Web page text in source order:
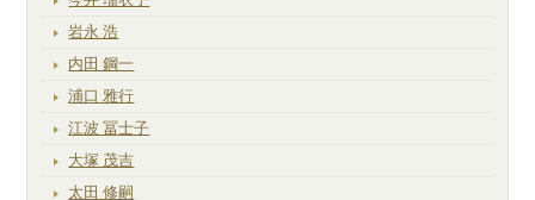
岩永 浩
内田 鋼一
浦口 雅行
江波 冨士子
大塚 茂吉
太田 修嗣